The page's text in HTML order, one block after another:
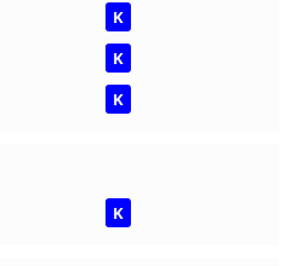
K
K
K
K